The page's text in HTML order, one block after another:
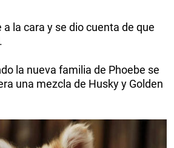
la cara y se dio cuenta de que
la nueva familia de Phoebe se
una mezcla de Husky y Golden